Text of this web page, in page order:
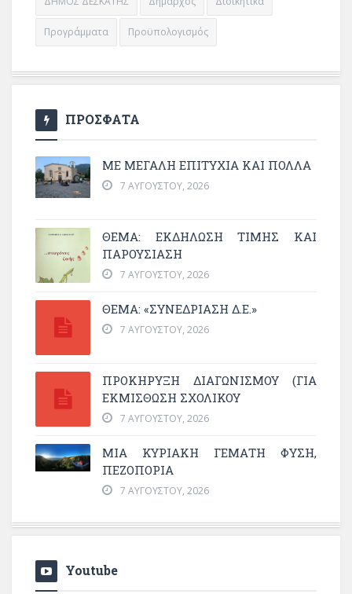
Προγράμματα Προϋπολογισμός
ΠΡΟΣΦΑΤΑ
ΜΕ ΜΕΓΆΛΗ ΕΠΙΤΥΧΊΑ ΚΑΙ ΠΟΛΛΆ
7 ΑΥΓΟΎΣΤΟΥ, 2026
ΘΈΜΑ: ΕΚΔΉΛΩΣΗ ΤΙΜΉΣ ΚΑΙ
ΠΑΡΟΥΣΊΑΣΗ
7 ΑΥΓΟΎΣΤΟΥ, 2026
ΘΕΜΑ: «ΣΥΝΕΔΡΊΑΣΗ Δ.Ε.»
7 ΑΥΓΟΎΣΤΟΥ, 2026
ΠΡΟΚΗΡΥΞΗ ΔΙΑΓΩΝΙΣΜΟΥ (ΓΙΑ
ΕΚΜΊΣΘΩΣΗ ΣΧΟΛΙΚΟΎ
7 ΑΥΓΟΎΣΤΟΥ, 2026
ΜΙΑ ΚΥΡΙΑΚΉ ΓΕΜΆΤΗ ΦΎΣΗ,
ΠΕΖΟΠΟΡΊΑ
7 ΑΥΓΟΎΣΤΟΥ, 2026
Youtube